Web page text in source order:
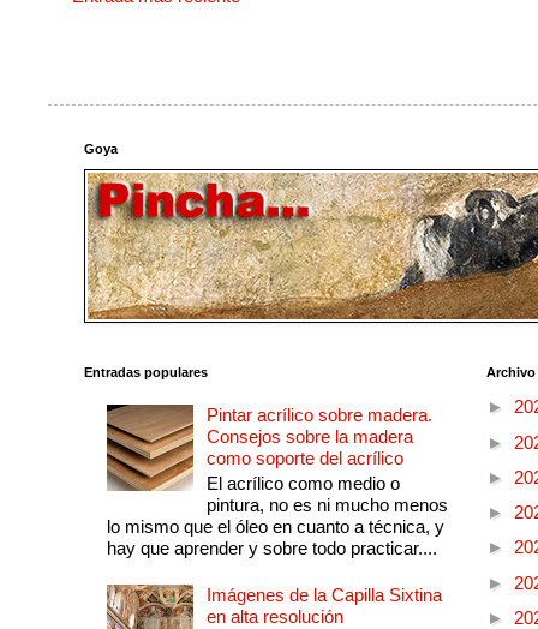
Goya
Entradas populares
Pintar acrílico sobre madera.
Consejos sobre la madera
como soporte del acrílico
El acrílico como medio o
pintura, no es ni mucho menos
lo mismo que el óleo en cuanto a técnica, y
hay que aprender y sobre todo practicar....
Imágenes de la Capilla Sixtina
en alta resolución
►
►
►
►
►
►
►